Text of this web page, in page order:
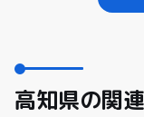
高知県の関